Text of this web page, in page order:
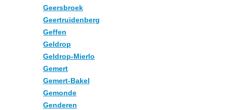
Geersbroek
Geertruidenberg
Geffen
Geldrop
Geldrop-Mierlo
Gemert
Gemert-Bakel
Gemonde
Genderen